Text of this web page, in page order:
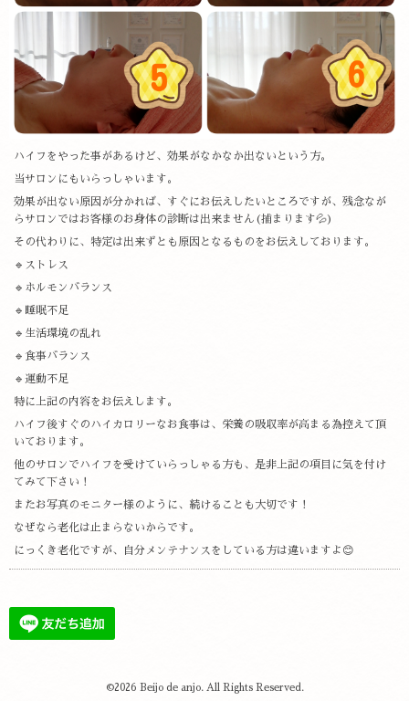
ハイフをやった事があるけど、効果がなかなか出ないという方。
当サロンにもいらっしゃいます。
効果が出ない原因が分かれば、すぐにお伝えしたいところですが、残念なが
らサロンではお客様のお身体の診断は出来ません(捕まります💦)
その代わりに、特定は出来ずとも原因となるものをお伝えしております。
🔹ストレス
🔹ホルモンバランス
🔹睡眠不足
🔹生活環境の乱れ
🔹食事バランス
🔹運動不足
特に上記の内容をお伝えします。
ハイフ後すぐのハイカロリーなお食事は、栄養の吸収率が高まる為控えて頂
いております。
他のサロンでハイフを受けていらっしゃる方も、是非上記の項目に気を付け
てみて下さい！
またお写真のモニター様のように、続けることも大切です！
なぜなら老化は止まらないからです。
にっくき老化ですが、自分メンテナンスをしている方は違いますよ😊
©2026 Beijo de anjo. All Rights Reserved.